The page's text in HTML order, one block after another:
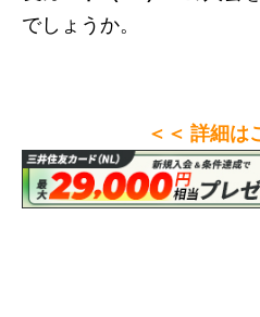
でしょうか。
＜＜ 詳細は